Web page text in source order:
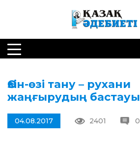
Өзін-өзі тану – рухани
жаңғырудың бастауы
04.08.2017 2401 0